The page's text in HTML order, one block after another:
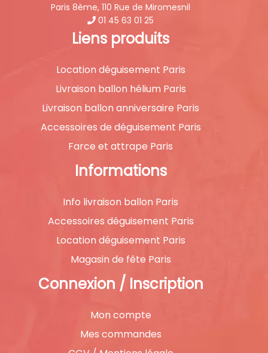
Paris 8ème, 110 Rue de Miromesnil
01 45 63 01 25
Liens produits
Location déguisement Paris
Livraison ballon hélium Paris
Livraison ballon anniversaire Paris
Accessoires de déguisement Paris
Farce et attrape Paris
Informations
Info livraison ballon Paris
Accessoires déguisement Paris
Location déguisement Paris
Magasin de fête Paris
Connexion / Inscription
Mon compte
Mes commandes